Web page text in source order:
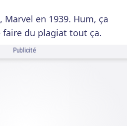
Marvel en 1939. Hum, ça
faire du plagiat tout ça.
Publicité